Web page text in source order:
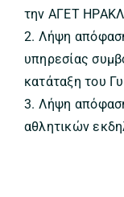
την ΑΓΕΤ
2. Λήψη
υπηρεσίας
κατάταξη του
3. Λήψη
αθλητικών